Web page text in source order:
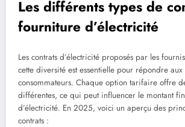
Les différents types de
fourniture d’électricité
Les contrats d’électricité proposés par les
cette diversité est essentielle pour répondre aux
consommateurs. Chaque option tarifaire offre
différentes, ce qui peut influencer le montant
d’électricité. En 2025, voici un aperçu des
contrats :